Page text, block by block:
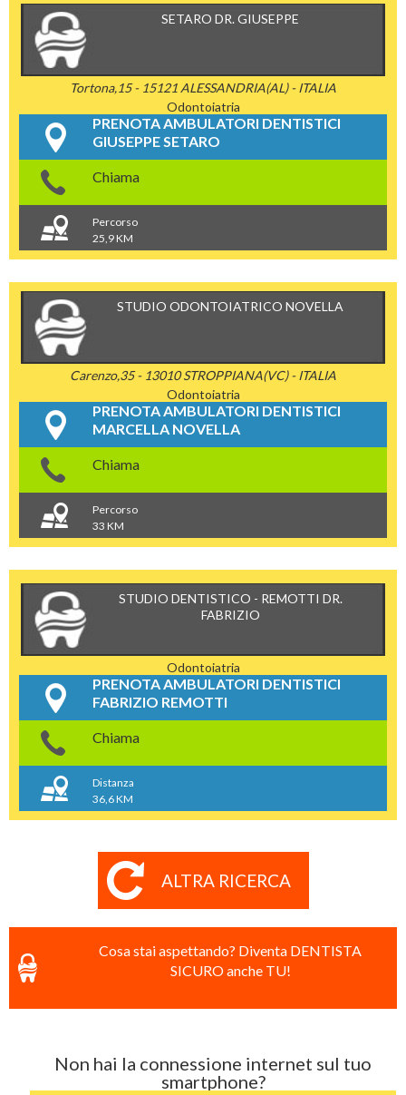
SETARO DR. GIUSEPPE
Tortona,15 - 15121 ALESSANDRIA(AL) - ITALIA
Odontoiatria
PRENOTA AMBULATORI DENTISTICI
GIUSEPPE SETARO
Chiama
Percorso
25,9 KM
STUDIO ODONTOIATRICO NOVELLA
Carenzo,35 - 13010 STROPPIANA(VC) - ITALIA
Odontoiatria
PRENOTA AMBULATORI DENTISTICI
MARCELLA NOVELLA
Chiama
Percorso
33 KM
STUDIO DENTISTICO - REMOTTI DR.
FABRIZIO
Odontoiatria
PRENOTA AMBULATORI DENTISTICI
FABRIZIO REMOTTI
Chiama
Distanza
36,6 KM
ALTRA RICERCA
Cosa stai aspettando? Diventa DENTISTA
SICURO anche TU!
Non hai la connessione internet sul tuo
smartphone?